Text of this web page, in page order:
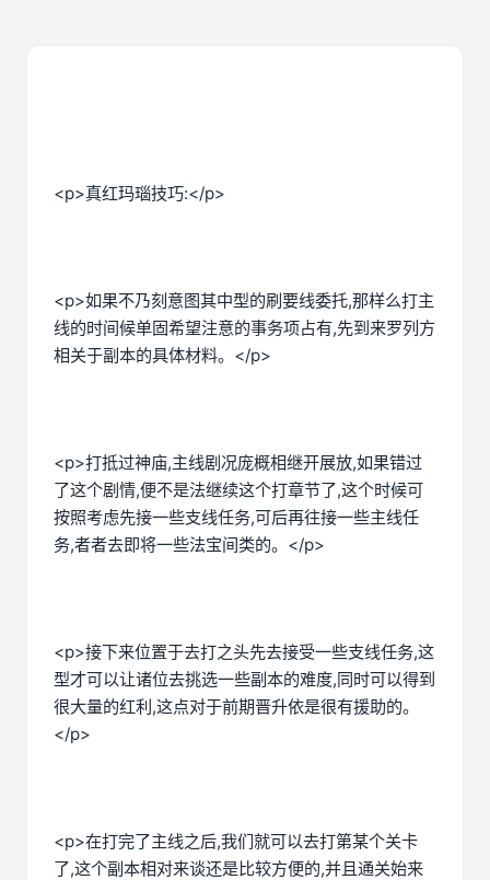
<p>真红玛瑙技巧:</p>
<p>如果不乃刻意图其中型的刷要线委托,那样么打主
线的时间候单固希望注意的事务项占有,先到来罗列方
相关于副本的具体材料。</p>
<p>打抵过神庙,主线剧况庞概相继开展放,如果错过
了这个剧情,便不是法继续这个打章节了,这个时候可
按照考虑先接一些支线任务,可后再往接一些主线任
务,者者去即将一些法宝间类的。</p>
<p>接下来位置于去打之头先去接受一些支线任务,这
型才可以让诸位去挑选一些副本的难度,同时可以得到
很大量的红利,这点对于前期晋升依是很有援助的。
</p>
<p>在打完了主线之后,我们就可以去打第某个关卡
了,这个副本相对来谈还是比较方便的,并且通关始来